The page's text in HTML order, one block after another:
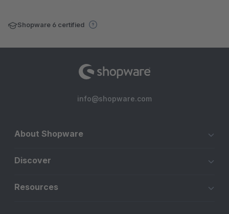
Shopware 6 certified
info@shopware.com
About Shopware
Discover
Resources